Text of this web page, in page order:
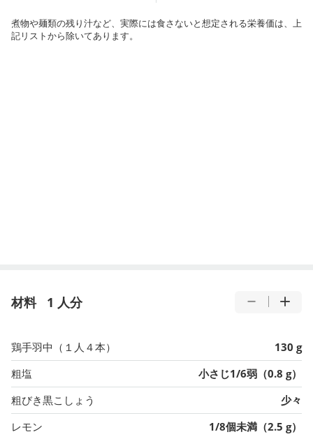
煮物や麺類の残り汁など、実際には食さないと想定される栄養価は、上
記リストから除いてあります。
材料 1 人分
鶏手羽中（１人４本）
130 g
粗塩
小さじ1/6弱（0.8 g）
粗びき黒こしょう
少々
レモン
1/8個未満（2.5 g）